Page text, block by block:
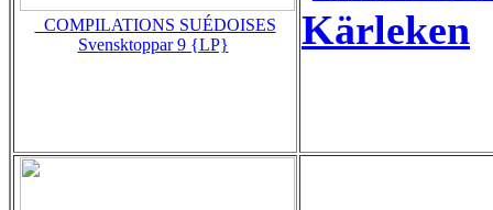
_COMPILATIONS SUÉDOISES
Svensktoppar 9 {LP}
Kärleken